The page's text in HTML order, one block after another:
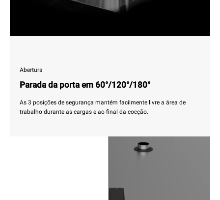
Abertura
Parada da porta em 60°/120°/180°
As 3 posições de segurança mantém facilmente livre a área de
trabalho durante as cargas e ao final da cocção.